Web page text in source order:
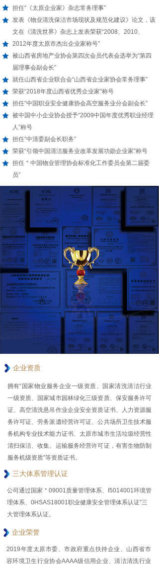
担任“《太原企业家》杂志常务理事”
发表《物业清洗保洁市场现状及规范化建议》论文，该
文在《清洗世界》杂志上发表荣获“2008、2010、
2012年度太原市杰出企业家称号”
被山西省房地产业协会第四次会员代表会选举为“第四
届理事会副会长”
就任山西省企业联合会“山西省企业家协会常务理事”
荣获“2018年度山西省优秀企业家”称号
担任“中国职业安全健康协会高空服务业分会副会长”
被中国中小企业协会授予“2009中国年度优秀职业经理
人”称号
担任“中清委副会长职务”
荣获“引领中国清洁服务业改革发展功勋企业家”称号
担任＂中国物业管理协会标准化工作委员会第二届委
员”
企业资质
拥有“国家物业服务企业一级资质、国家清洗清洁行业
一级资质、国家城市园林绿化三级资质、保安服务许可
证、高空清洗悬吊作业企业安全资质证书、人力资源服
务许可证、劳务派遺经营许可证、公共场所卫生技术服
务机构专业技术能力证书、太原市城市生活垃圾经营性
清扫保洁、收集、运输服务经营许可证，有害生物防制
服务机级资质”等资质证书。
三大体系管理认证
公司通过国家＂09001质量管理体系、I5014001环境管
理体系、0HSAS18001职业健康安全管理体系认证”三
大管理体系认证。
企业荣誉
2019年度太原市委、市政府重点扶持企业、山西省市
容环境卫生行业协会AAAA级信用企业、清洁清洗行业